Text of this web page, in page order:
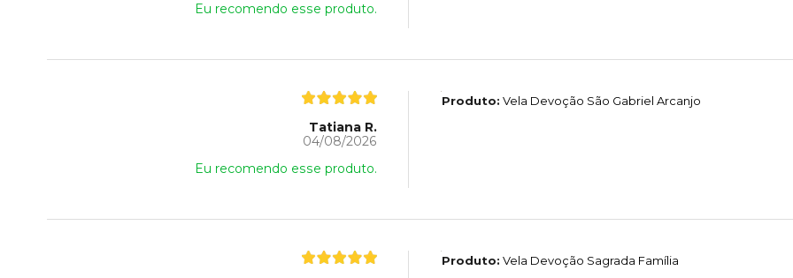
Eu recomendo esse produto.
Tatiana R.
04/08/2026
Eu recomendo esse produto.
Produto: Vela Devoção São Gabriel Arcanjo
Produto: Vela Devoção Sagrada Família